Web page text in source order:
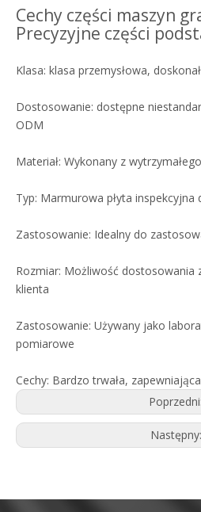
Cechy części maszyn
Precyzyjne części
Klasa: klasa przemysłowa,
Dostosowanie: dostępne
ODM
Materiał: Wykonany z
Typ: Marmurowa płyta
Zastosowanie: Idealny do
Rozmiar: Możliwość dostosowania
klienta
Zastosowanie: Używany jako
pomiarowe
Cechy: Bardzo trwała,
Poprzedni:
Następny: